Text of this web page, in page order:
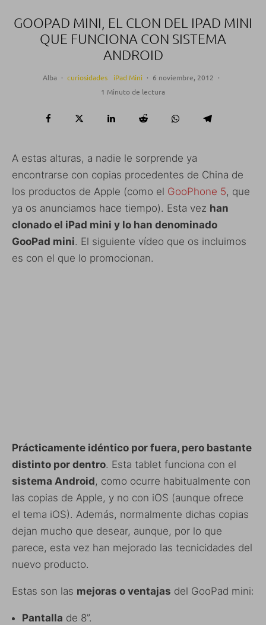
GOOPAD MINI, EL CLON DEL IPAD MINI
QUE FUNCIONA CON SISTEMA
ANDROID
Alba · curiosidades iPad Mini · 6 noviembre, 2012 ·
1 Minuto de lectura
A estas alturas, a nadie le sorprende ya
encontrarse con copias procedentes de China de
los productos de Apple (como el GooPhone 5, que
ya os anunciamos hace tiempo). Esta vez han
clonado el iPad mini y lo han denominado
GooPad mini. El siguiente vídeo que os incluimos
es con el que lo promocionan.
Prácticamente idéntico por fuera, pero bastante
distinto por dentro. Esta tablet funciona con el
sistema Android, como ocurre habitualmente con
las copias de Apple, y no con iOS (aunque ofrece
el tema iOS). Además, normalmente dichas copias
dejan mucho que desear, aunque, por lo que
parece, esta vez han mejorado las tecnicidades del
nuevo producto.
Estas son las mejoras o ventajas del GooPad mini:
Pantalla de 8”.